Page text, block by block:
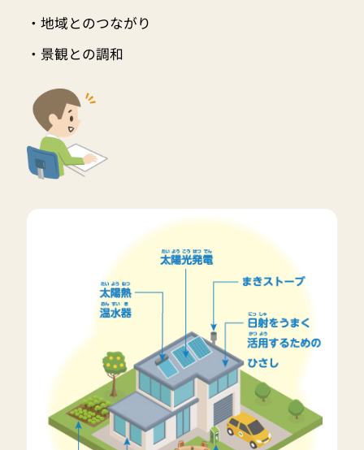
・地域とのつながり
・景観との調和